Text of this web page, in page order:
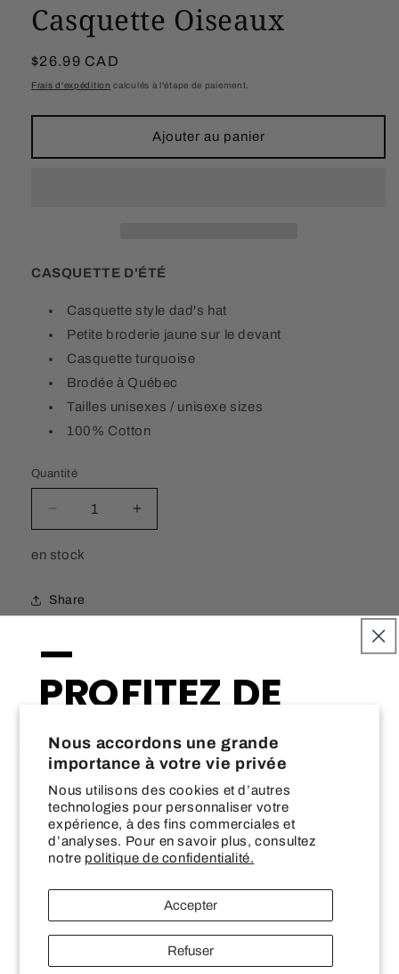
Nous accordons une grande
importance à votre vie privée
Nous utilisons des cookies et d’autres
technologies pour personnaliser votre
expérience, à des fins commerciales et
d’analyses. Pour en savoir plus, consultez
notre politique de confidentialité.
Accepter
Refuser
Casquette Oiseaux
Prix
habituel
$26.99 CAD
Frais d'expédition calculés à l'étape de paiement.
Ajouter au panier
CASQUETTE D'ÉTÉ
Casquette style dad's hat
Petite broderie jaune sur le devant
Casquette turquoise
Brodée à Québec
Tailles unisexes / unisexe sizes
100% Cotton
Quantité
Quantité
Réduire
la
quantité
Casquette
Oiseaux
Augmenter
la
SKU:
en stock
Share
Nos incontournables
Promotion Promotion
—
PROFITEZ DE
10% DE RABAIS
—
SUR VOTRE PREMIÈRE COMMANDE CHEZ
LES WONDERLANDS
First Name